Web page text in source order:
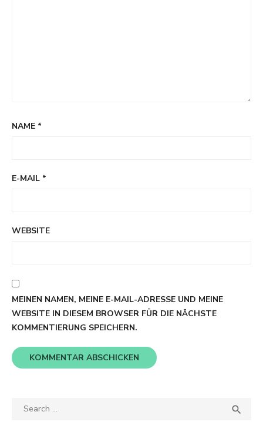
NAME *
E-MAIL *
WEBSITE
MEINEN NAMEN, MEINE E-MAIL-ADRESSE UND MEINE
WEBSITE IN DIESEM BROWSER FÜR DIE NÄCHSTE
KOMMENTIERUNG SPEICHERN.
Search
